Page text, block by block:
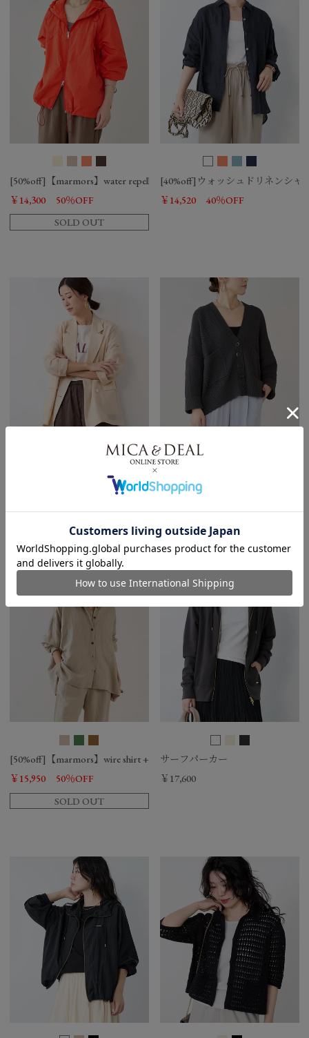
[50%off]【marmors】water repellent packable windbreaker
￥14,300
50％OFF
SOLD OUT
[40%off]ウォッシュドリネンシャ
￥14,520
40％OFF
[50%off]シアージャケット
[50%off]【marmors】herringbone
[50%off]【marmors】wire shirt + tank top
￥15,950
50％OFF
SOLD OUT
再入荷 SALE除外
サーフパーカー
￥17,600